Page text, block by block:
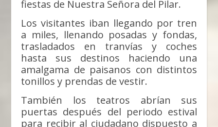
fiestas de Nuestra Señora del Pilar.
Los visitantes iban llegando por tren
a miles, llenando posadas y fondas,
trasladados en tranvías y coches
hasta sus destinos haciendo una
amalgama de paisanos con distintos
tonillos y prendas de vestir.
También los teatros abrían sus
puertas después del periodo estival
para recibir al ciudadano dispuesto a